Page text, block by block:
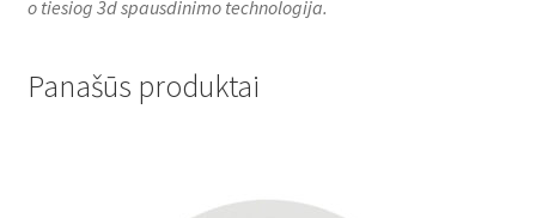
o tiesiog 3d spausdinimo technologija.
Panašūs produktai